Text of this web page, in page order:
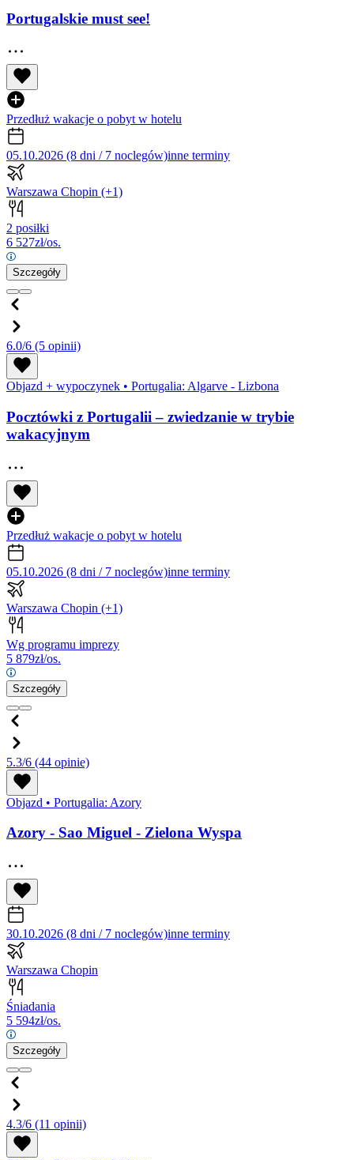
Portugalskie must see!
Przedłuż wakacje o pobyt w hotelu
05.10.2026 (8 dni / 7 noclegów)inne terminy
Warszawa Chopin (+1)
2 posiłki
6 527zł/os.
Szczegóły
6.0/6 (5 opinii)
Objazd + wypoczynek • Portugalia: Algarve - Lizbona
Pocztówki z Portugalii – zwiedzanie w trybie
wakacyjnym
Przedłuż wakacje o pobyt w hotelu
05.10.2026 (8 dni / 7 noclegów)inne terminy
Warszawa Chopin (+1)
Wg programu imprezy
5 879zł/os.
Szczegóły
5.3/6 (44 opinie)
Objazd • Portugalia: Azory
Azory - Sao Miguel - Zielona Wyspa
30.10.2026 (8 dni / 7 noclegów)inne terminy
Warszawa Chopin
Śniadania
5 594zł/os.
Szczegóły
4.3/6 (11 opinii)